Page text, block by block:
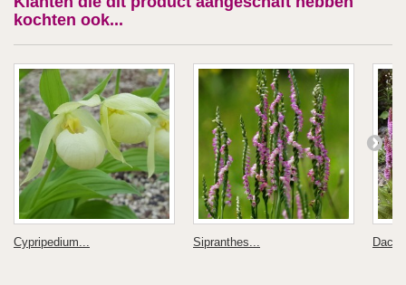
kochten ook...
Cypripedium... Sipranthes...